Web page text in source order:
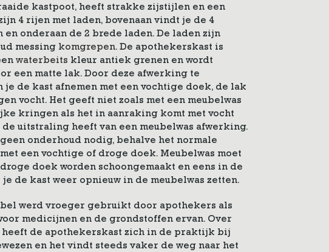
kastpoot, heeft strakke zijstijlen en een
4 rijen met laden, bovenaan vindt je de 4
en onderaan de 2 brede laden. De laden zijn
messing komgrepen. De apothekerskast is
waterbeits kleur antiek grenen en wordt
een matte lak. Door deze afwerking te
de kast afnemen met een vochtige doek, de lak
vocht. Het geeft niet zoals met een meubelwas
kringen als het in aanraking komt met vocht
uitstraling heeft van een meubelwas afwerking.
onderhoud nodig, behalve het normale
een vochtige of droge doek. Meubelwas moet
doek worden schoongemaakt en eens in de
je de kast weer opnieuw in de meubelwas zetten.
werd vroeger gebruikt door apothekers als
medicijnen en de grondstoffen ervan. Over
heeft de apothekerskast zich in de praktijk bij
en het vindt steeds vaker de weg naar het